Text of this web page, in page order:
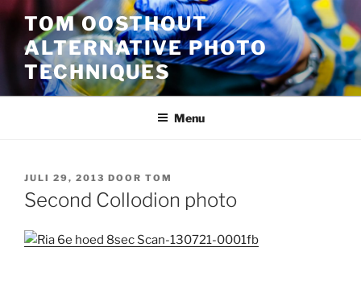
Ga
inhoud
TOM OOSTHOUT
ALTERNATIVE PHOTO
TECHNIQUES
Menu
GEPLAATST
OP
JULI 29, 2013 DOOR TOM
Second Collodion photo